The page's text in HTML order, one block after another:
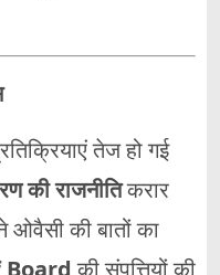
तेज हो गई
की राजनीतिकरार
ओवैसी की बातों का
की संपत्तियों की